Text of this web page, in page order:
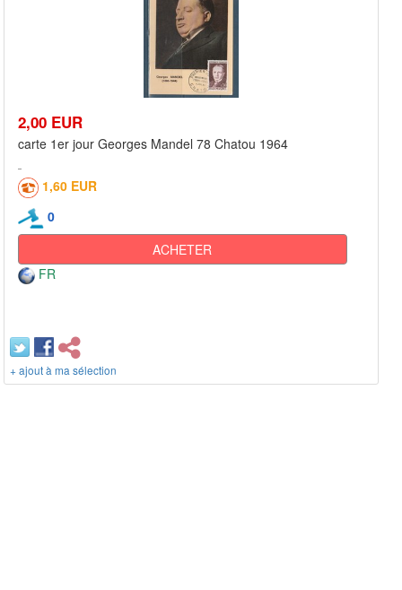
2,00 EUR
carte 1er jour Georges Mandel 78 Chatou 1964
1,60 EUR
0
ACHETER
FR
+ ajout à ma sélection